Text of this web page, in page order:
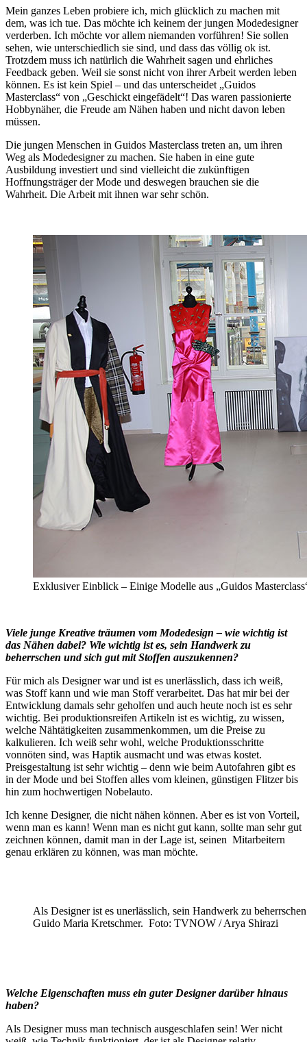
Mein ganzes Leben probiere ich, mich glücklich zu machen mit
dem, was ich tue. Das möchte ich keinem der jungen Modedesigner
verderben. Ich möchte vor allem niemanden vorführen! Sie sollen
sehen, wie unterschiedlich sie sind, und dass das völlig ok ist.
Trotzdem muss ich natürlich die Wahrheit sagen und ehrliches
Feedback geben. Weil sie sonst nicht von ihrer Arbeit werden leben
können. Es ist kein Spiel – und das unterscheidet „Guidos
Masterclass“ von „Geschickt eingefädelt“! Das waren passionierte
Hobbynäher, die Freude am Nähen haben und nicht davon leben
müssen.
Die jungen Menschen in Guidos Masterclass treten an, um ihren
Weg als Modedesigner zu machen. Sie haben in eine gute
Ausbildung investiert und sind vielleicht die zukünftigen
Hoffnungsträger der Mode und deswegen brauchen sie die
Wahrheit. Die Arbeit mit ihnen war sehr schön.
Exklusiver Einblick – Einige Modelle aus „Guidos
Viele junge Kreative träumen vom Modedesign – wie wichtig ist
das Nähen dabei? Wie wichtig ist es, sein Handwerk zu
beherrschen und sich gut mit Stoffen auszukennen?
Für mich als Designer war und ist es unerlässlich, dass ich weiß,
was Stoff kann und wie man Stoff verarbeitet. Das hat mir bei der
Entwicklung damals sehr geholfen und auch heute noch ist es sehr
wichtig. Bei produktionsreifen Artikeln ist es wichtig, zu wissen,
welche Nähtätigkeiten zusammenkommen, um die Preise zu
kalkulieren. Ich weiß sehr wohl, welche Produktionsschritte
vonnöten sind, was Haptik ausmacht und was etwas kostet.
Preisgestaltung ist sehr wichtig – denn wie beim Autofahren gibt es
in der Mode und bei Stoffen alles vom kleinen, günstigen Flitzer bis
hin zum hochwertigen Nobelauto.
Ich kenne Designer, die nicht nähen können. Aber es ist von Vorteil,
wenn man es kann! Wenn man es nicht gut kann, sollte man sehr gut
zeichnen können, damit man in der Lage ist, seinen Mitarbeitern
genau erklären zu können, was man möchte.
Als Designer ist es unerlässlich, sein Handwerk zu
Guido Maria Kretschmer. Foto: TVNOW / Arya Shirazi
Welche Eigenschaften muss ein guter Designer darüber hinaus
haben?
Als Designer muss man technisch ausgeschlafen sein! Wer nicht